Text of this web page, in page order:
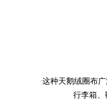
这种天鹅绒圈布
行李箱、